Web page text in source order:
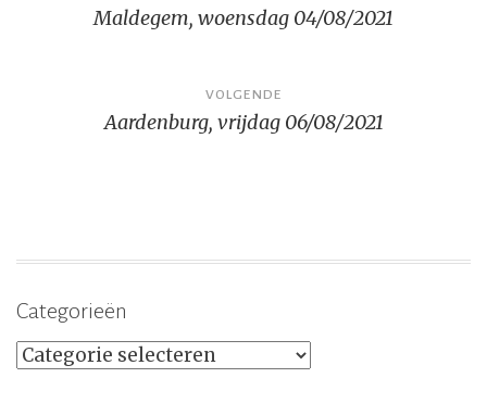
navigatieMaldegem, woensdag 04/08/2021
VOLGENDE
Aardenburg, vrijdag 06/08/2021
Categorieën
Categorieën